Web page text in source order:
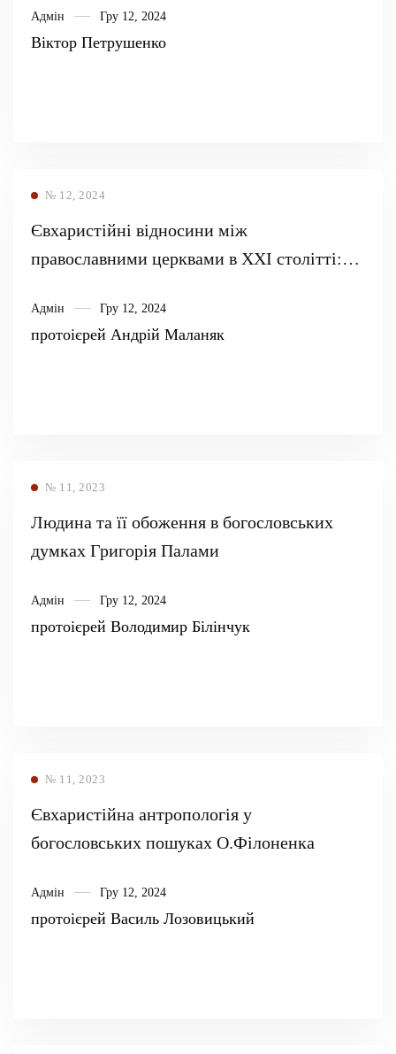
Адмін Гру 12, 2024
Віктор Петрушенко
№ 12, 2024
Євхаристійні відносини між
православними церквами в ХХІ столітті:
співпраці
Адмін Гру 12, 2024
протоієрей Андрій Маланяк
№ 11, 2023
Людина та її обоження в богословських
думках Григорія Палами
Адмін Гру 12, 2024
протоієрей Володимир Білінчук
№ 11, 2023
Євхаристійна антропологія у
богословських пошуках О.Філоненка
Адмін Гру 12, 2024
протоієрей Василь Лозовицький